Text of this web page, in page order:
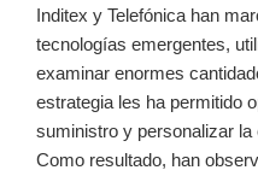
Inditex y Telefónica han
tecnologías emergentes,
examinar enormes
estrategia les ha permitido
suministro y personalizar
Como resultado, han